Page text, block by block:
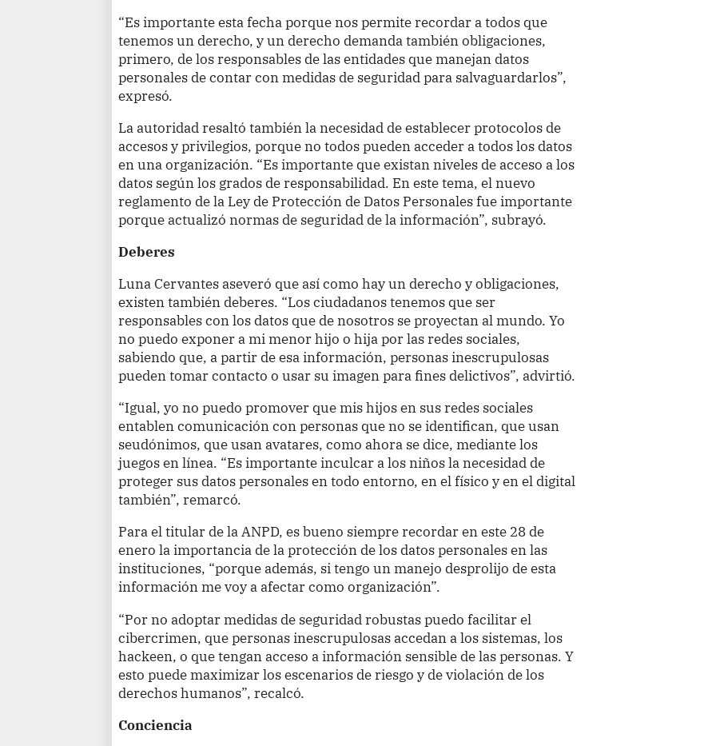
“Es importante esta fecha porque nos permite recordar a todos que
tenemos un derecho, y un derecho demanda también obligaciones,
primero, de los responsables de las entidades que manejan datos
personales de contar con medidas de seguridad para salvaguardarlos”,
expresó.
La autoridad resaltó también la necesidad de establecer protocolos de
accesos y privilegios, porque no todos pueden acceder a todos los datos
en una organización. “Es importante que existan niveles de acceso a los
datos según los grados de responsabilidad. En este tema, el nuevo
reglamento de la Ley de Protección de Datos Personales fue importante
porque actualizó normas de seguridad de la información”, subrayó.
Deberes
Luna Cervantes aseveró que así como hay un derecho y obligaciones,
existen también deberes. “Los ciudadanos tenemos que ser
responsables con los datos que de nosotros se proyectan al mundo. Yo
no puedo exponer a mi menor hijo o hija por las redes sociales,
sabiendo que, a partir de esa información, personas inescrupulosas
pueden tomar contacto o usar su imagen para fines delictivos”, advirtió.
“Igual, yo no puedo promover que mis hijos en sus redes sociales
entablen comunicación con personas que no se identifican, que usan
seudónimos, que usan avatares, como ahora se dice, mediante los
juegos en línea. “Es importante inculcar a los niños la necesidad de
proteger sus datos personales en todo entorno, en el físico y en el digital
también”, remarcó.
Para el titular de la ANPD, es bueno siempre recordar en este 28 de
enero la importancia de la protección de los datos personales en las
instituciones, “porque además, si tengo un manejo desprolijo de esta
información me voy a afectar como organización”.
“Por no adoptar medidas de seguridad robustas puedo facilitar el
cibercrimen, que personas inescrupulosas accedan a los sistemas, los
hackeen, o que tengan acceso a información sensible de las personas. Y
esto puede maximizar los escenarios de riesgo y de violación de los
derechos humanos”, recalcó.
Conciencia